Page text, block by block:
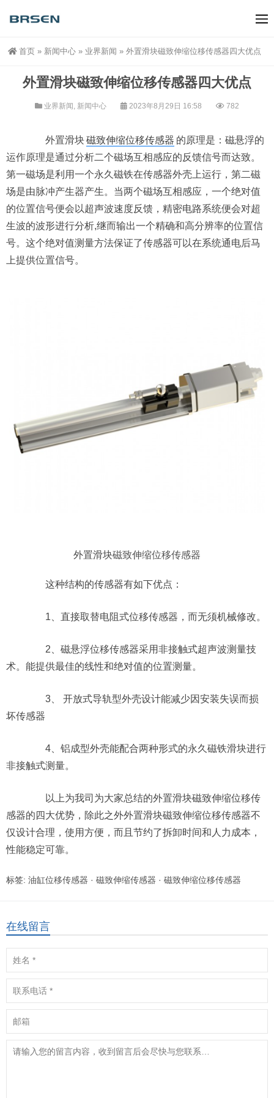
首页 » 新闻中心 » 业界新闻 » 外置滑块磁致伸缩位移传感器四大优点
外置滑块磁致伸缩位移传感器四大优点
业界新闻 , 新闻中心 2023年8月29日 16:58 782
外置滑块磁致伸缩位移传感器 的原理是：磁悬浮的
运作原理是通过分析二个磁场互相感应的反馈信号而达致。
第一磁场是利用一个永久磁铁在传感器外壳上运行，第二磁
场是由脉冲产生器产生。当两个磁场互相感应，一个绝对值
的位置信号便会以超声波速度反馈，精密电路系统便会对超
生波的波形进行分析,继而输出一个精确和高分辨率的位置信
号。这个绝对值测量方法保证了传感器可以在系统通电后马
上提供位置信号。
外置滑块磁致伸缩位移传感器
这种结构的传感器有如下优点：
1、直接取替电阻式位移传感器，而无须机械修改。
2、磁悬浮位移传感器采用非接触式超声波测量技
术。能提供最佳的线性和绝对值的位置测量。
3、 开放式导轨型外壳设计能减少因安装失误而损
坏传感器
4、铝成型外壳能配合两种形式的永久磁铁滑块进行
非接触式测量。
以上为我司为大家总结的外置滑块磁致伸缩位移传
感器的四大优势，除此之外外置滑块磁致伸缩位移传感器不
仅设计合理，使用方便，而且节约了拆卸时间和人力成本，
性能稳定可靠。
标签: 油缸位移传感器 · 磁致伸缩传感器 · 磁致伸缩位移传感器
在线留言